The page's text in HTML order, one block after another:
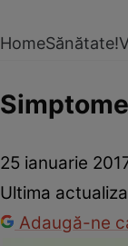
HomeSănătate!
25 ianuarie
Ultima
Adaugă-ne